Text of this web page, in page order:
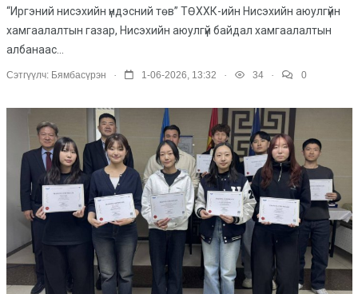
“Иргэний нисэхийн үндэсний төв” ТӨХХК-ийн Нисэхийн аюулгүйн
хамгаалалтын газар, Нисэхийн аюулгүй байдал хамгаалалтын
албанаас...
Сэтгүүлч: Бямбасүрэн . 1-06-2026, 13:32 . 34 . 0